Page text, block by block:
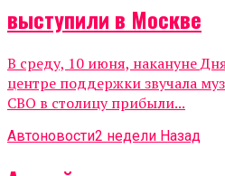
выступили в Москве
В среду, 10 июня, накануне
центре поддержки звучала
СВО в столицу прибыли...
Автоновости2 недели Назад